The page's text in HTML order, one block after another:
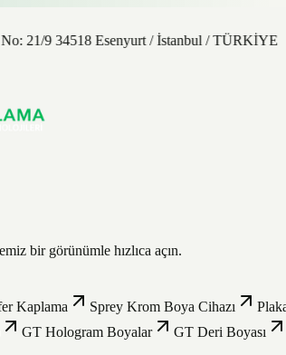
21/9 34518 Esenyurt / İstanbul / TÜRKİYE
bir görünümle hızlıca açın.
Kaplama Sprey Krom Boya Cihazı
GT Hologram Boyalar GT Deri Boyası